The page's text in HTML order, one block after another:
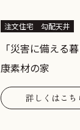
注文住宅 勾配天井
「災害に備える
康素材の家
詳しくはこち